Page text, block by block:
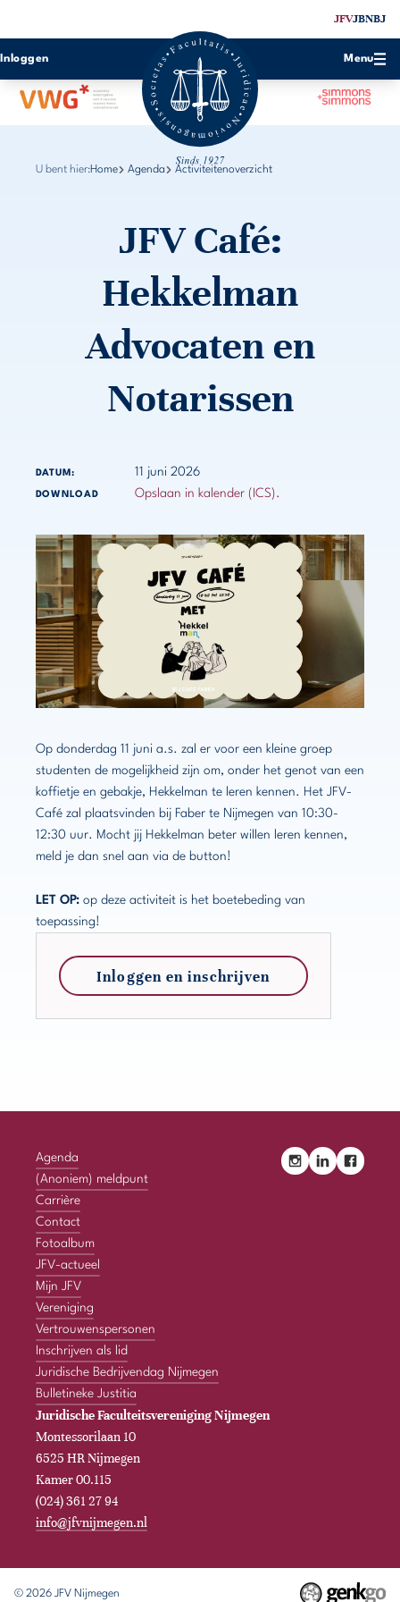
JFVJBNBJ
Inloggen Menu
U bent hier:Home Agenda Activiteitenoverzicht
JFV Café:
Hekkelman
Advocaten en
Notarissen
DATUM: 11 juni 2026
DOWNLOAD Opslaan in kalender (ICS).
Op donderdag 11 juni a.s. zal er voor een kleine groep
studenten de mogelijkheid zijn om, onder het genot van een
koffietje en gebakje, Hekkelman te leren kennen. Het JFV-
Café zal plaatsvinden bij Faber te Nijmegen van 10:30-
12:30 uur. Mocht jij Hekkelman beter willen leren kennen,
meld je dan snel aan via de button!
LET OP:op deze activiteit is het boetebeding van
toepassing!
Inloggen en inschrijven
Agenda
(Anoniem) meldpunt
Carrière
Contact
Fotoalbum
JFV-actueel
Mijn JFV
Vereniging
Vertrouwenspersonen
Inschrijven als lid
Juridische Bedrijvendag Nijmegen
Bulletineke Justitia
Juridische Faculteitsvereniging Nijmegen
Montessorilaan 10
6525 HR Nijmegen
Kamer 00.115
(024) 361 27 94
info@jfvnijmegen.nl
© 2026JFV Nijmegen